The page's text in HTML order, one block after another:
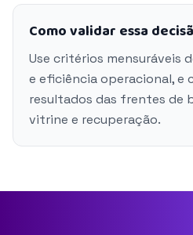
Como validar essa
Use critérios mensuráveis
e eficiência operacional, e
resultados das frentes de
vitrine e recuperação.